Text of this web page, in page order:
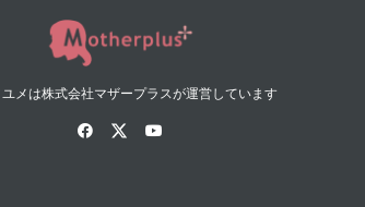
ユメは株式会社マザープラスが運営しています